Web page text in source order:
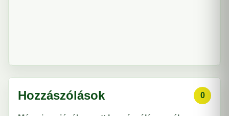
Hozzászólások 0